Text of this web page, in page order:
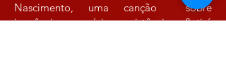
Nascimento, uma canção sobre
inocência, memória e resistência, refletirá